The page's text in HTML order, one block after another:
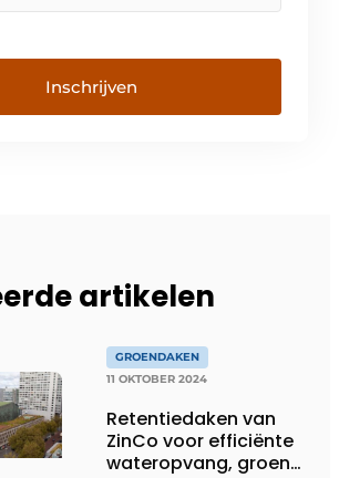
Inschrijven
artikelen
GROENDAKEN
11 OKTOBER 2024
Retentiedaken van
ZinCo voor efficiënte
wateropvang, groen